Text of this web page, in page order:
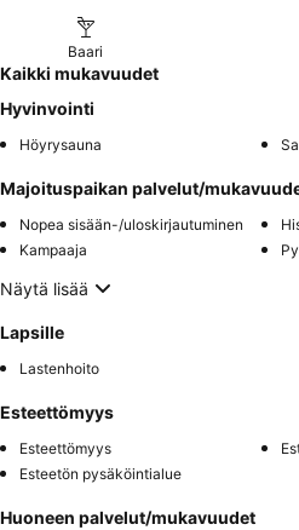
Baari
Kaikki mukavuudet
Hyvinvointi
Höyrysauna
Majoituspaikan palvelut/
Nopea sisään-/uloskirjautuminen
Kampaaja
Näytä lisää
Lapsille
Lastenhoito
Esteettömyys
Esteettömyys
Esteetön pysäköintialue
Huoneen palvelut/mukavuudet